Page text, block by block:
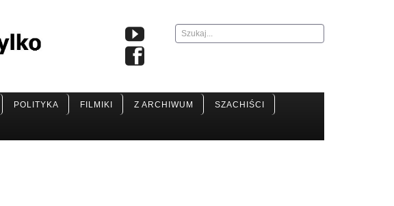
Szukaj...
POLITYKA FILMIKI Z ARCHIWUM SZACHIŚCI